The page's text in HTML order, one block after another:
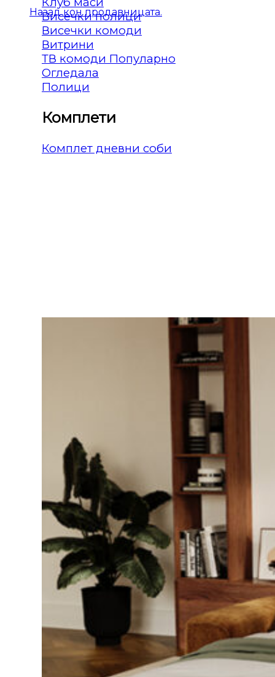
Назад кон продавницата.
Висечки полици
Висечки комоди
Витрини
ТВ комоди
Огледала
Полици
Комплети
Комплет дневни соби